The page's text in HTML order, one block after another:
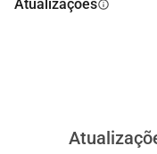
Atualizaçõesinfo